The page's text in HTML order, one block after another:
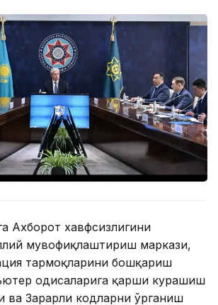
Ахборот хавфсизлигини
мувофиқлаштириш маркази,
тармоқларини бошқариш
ҳодисаларига қарши курашиш
ва Зарарли кодларни ўрганиш